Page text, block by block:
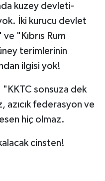
kuzey devleti-
İki kurucu devlet
"Kıbrıs Rum
terimlerinin
ilgisi yok!
sonsuza dek
azıcık federasyon ve
hiç olmaz.
cinsten!